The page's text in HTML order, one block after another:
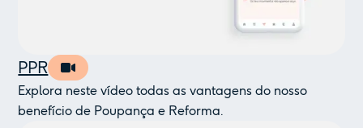
PPR
Explora neste vídeo todas as vantagens do nosso
benefício de Poupança e Reforma.